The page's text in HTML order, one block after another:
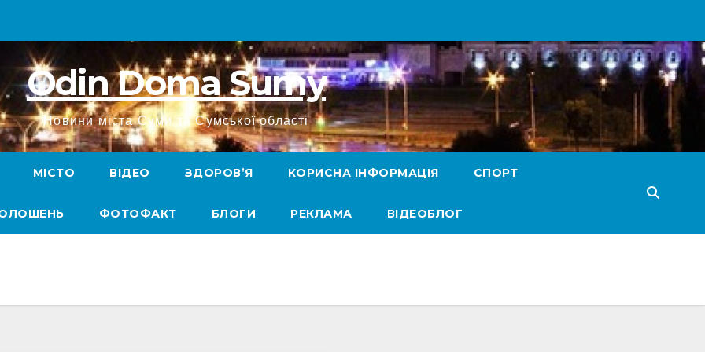
Odin Doma Sumy
Новини міста Суми та Сумської області
МІСТО ВІДЕО ЗДОРОВ’Я КОРИСНА ІНФОРМАЦІЯ СПОРТ
ФОТОФАКТ БЛОГИ РЕКЛАМА ВІДЕОБЛОГ